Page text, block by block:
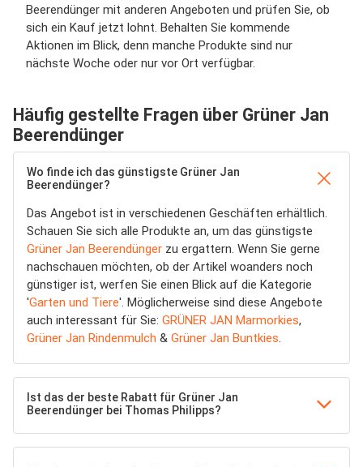
Beerendünger mit anderen Angeboten und prüfen Sie, ob
sich ein Kauf jetzt lohnt. Behalten Sie kommende
Aktionen im Blick, denn manche Produkte sind nur
nächste Woche oder nur vor Ort verfügbar.
Häufig gestellte Fragen über Grüner Jan
Beerendünger
Wo finde ich das günstigste Grüner Jan
Beerendünger?
Das Angebot ist in verschiedenen Geschäften erhältlich.
Schauen Sie sich alle Produkte an, um das günstigste
Grüner Jan Beerendünger zu ergattern. Wenn Sie gerne
nachschauen möchten, ob der Artikel woanders noch
günstiger ist, werfen Sie einen Blick auf die Kategorie
'Garten und Tiere'. Möglicherweise sind diese Angebote
auch interessant für Sie: GRÜNER JAN Marmorkies,
Grüner Jan Rindenmulch & Grüner Jan Buntkies.
Ist das der beste Rabatt für Grüner Jan
Beerendünger bei Thomas Philipps?